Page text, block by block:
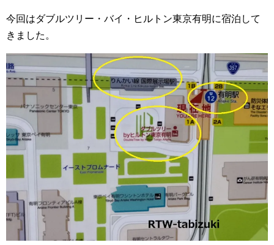
今回はダブルツリー・バイ・ヒルトン東京有明に宿泊して
きました。